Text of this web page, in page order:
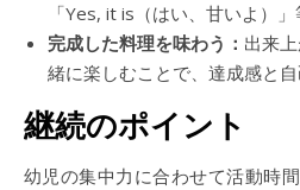
「Yes, it is（はい、甘いよ）」
完成した料理を味わう： 出来
緒に楽しむことで、達成感と自
継続のポイント
幼児の集中力に合わせて活動時